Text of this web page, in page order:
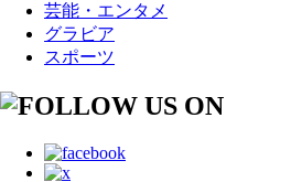
芸能・エンタメ
グラビア
スポーツ